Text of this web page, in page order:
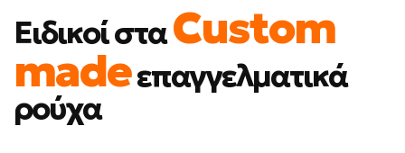
Ειδικοί σταCustom
madeεπαγγελματικά
ρούχα